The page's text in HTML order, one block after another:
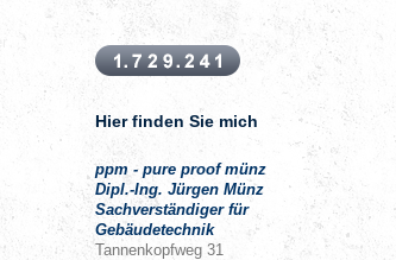
Hier finden Sie mich
ppm - pure proof münz
Dipl.-Ing. Jürgen Münz
Sachverständiger für
Gebäudetechnik
Tannenkopfweg 31